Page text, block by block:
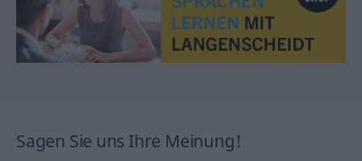
Sagen Sie uns Ihre Meinung!